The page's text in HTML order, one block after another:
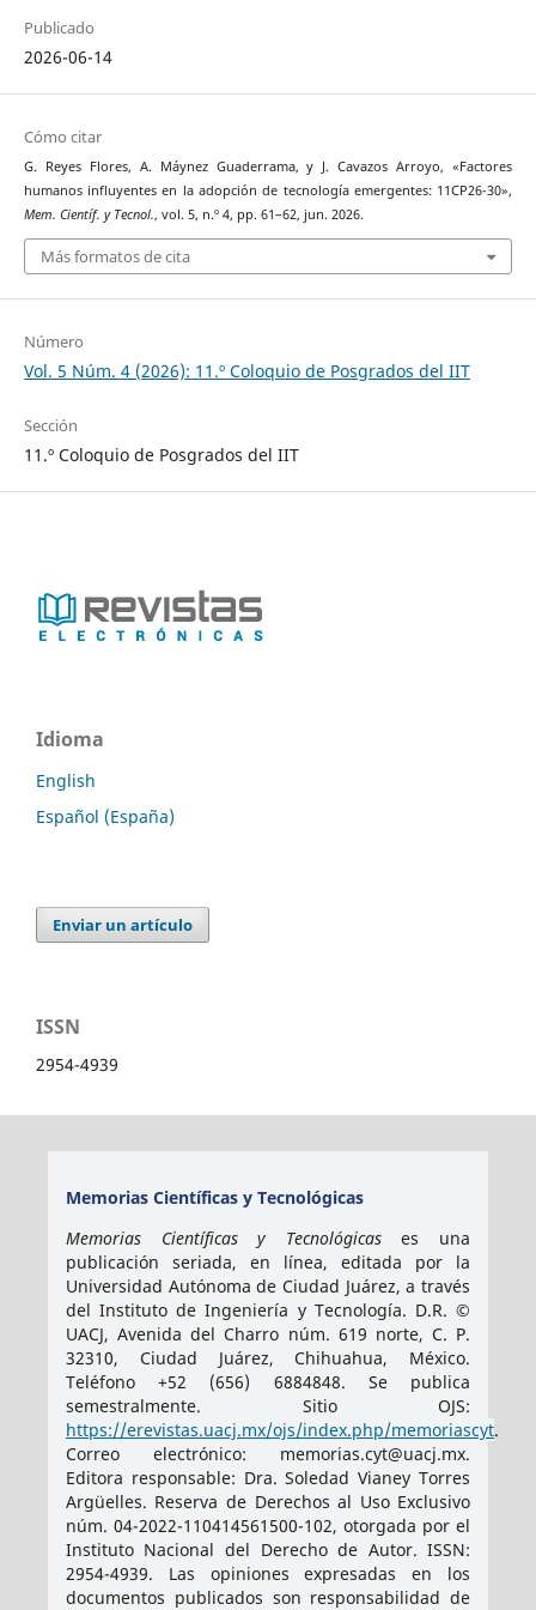
Publicado
2026-06-14
Cómo citar
G. Reyes Flores, A. Máynez Guaderrama, y J. Cavazos Arroyo, «Factores
humanos influyentes en la adopción de tecnología emergentes: 11CP26-30»,
Mem. Científ. y Tecnol., vol. 5, n.º 4, pp. 61–62, jun. 2026.
Más formatos de cita
Número
Vol. 5 Núm. 4 (2026): 11.º Coloquio de Posgrados del IIT
Sección
11.º Coloquio de Posgrados del IIT
Idioma
English
Español (España)
Enviar un artículo
ISSN
2954-4939
Memorias Científicas y Tecnológicas
Memorias Científicas y Tecnológicases una
publicación seriada, en línea, editada por la
Universidad Autónoma de Ciudad Juárez, a través
del Instituto de Ingeniería y Tecnología. D.R. ©
UACJ, Avenida del Charro núm. 619 norte, C. P.
32310, Ciudad Juárez, Chihuahua, México.
Teléfono +52 (656) 6884848. Se publica
semestralmente. Sitio OJS:
https://erevistas.uacj.mx/ojs/index.php/memoriascyt.
Correo electrónico: memorias.cyt@uacj.mx.
Editora responsable: Dra. Soledad Vianey Torres
Argüelles. Reserva de Derechos al Uso Exclusivo
núm. 04-2022-110414561500-102, otorgada por el
Instituto Nacional del Derecho de Autor. ISSN:
2954-4939. Las opiniones expresadas en los
documentos publicados son responsabilidad de